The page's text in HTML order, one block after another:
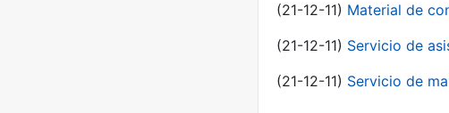
(21-12-11) Material de
(21-12-11) Servicio de
(21-12-11) Servicio de